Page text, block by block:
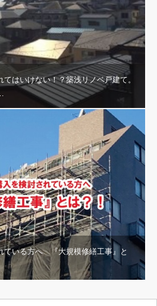
はいけない！？築浅リノベ戸建て。
ている方へ 『大規模修繕工事』と